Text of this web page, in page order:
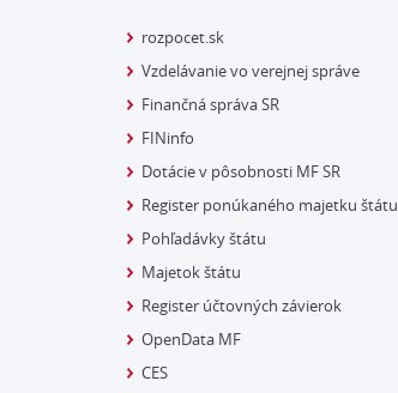
rozpocet.sk
Vzdelávanie vo verejnej správe
Finančná správa SR
FINinfo
Dotácie v pôsobnosti MF SR
Register ponúkaného majetku štátu
Pohľadávky štátu
Majetok štátu
Register účtovných závierok
OpenData MF
CES